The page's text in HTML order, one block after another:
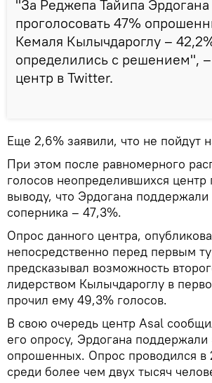
"За Реджепа Тайипа Эрдогана
проголосовать 47%
Кемаля Кылычдароглу –
определились с решением",
центр в Twitter.
Еще 2,6% заявили, что не пойдут
При этом после равномерного
голосов неопределившихся
выводу, что Эрдогана поддержали
соперника – 47,3%.
Опрос данного центра,
непосредственно перед первым
предсказывал возможность
лидерством Кылычдароглу в
прочил ему 49,3% голосов.
В свою очередь центр Asal
его опросу, Эрдогана поддержали
опрошенных. Опрос проводился в
среди более чем двух тысяч